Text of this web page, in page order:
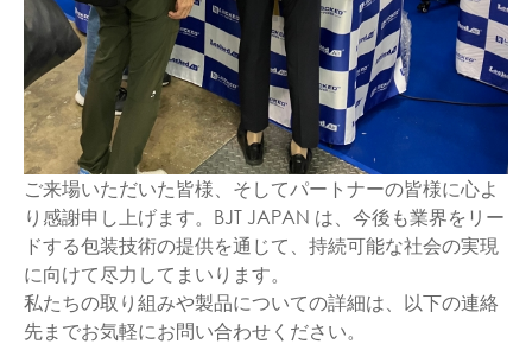
ご来場いただいた皆様、そしてパートナーの皆様に心よ
り感謝申し上げます。BJT JAPAN は、今後も業界をリー
ドする包装技術の提供を通じて、持続可能な社会の実現
に向けて尽力してまいります。
私たちの取り組みや製品についての詳細は、以下の連絡
先までお気軽にお問い合わせください。